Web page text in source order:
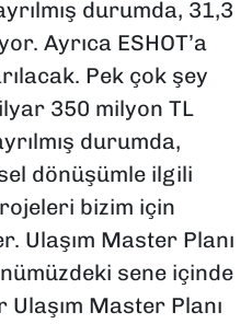
durumda, 31,3
Ayrıca ESHOT’a
Pek çok şey
350 milyon TL
durumda,
dönüşümle ilgili
bizim için
Ulaşım Master Planı
sene içinde
Master Planı